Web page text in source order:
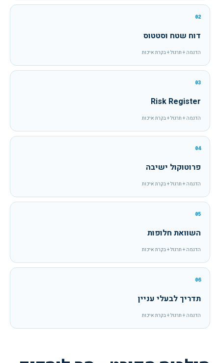
02
דוח שטח וסטטוס
הדגמה + תרגול + בקרת איכות
03
Risk Register
הדגמה + תרגול + בקרת איכות
04
פרוטוקול ישיבה
הדגמה + תרגול + בקרת איכות
05
השוואת חלופות
הדגמה + תרגול + בקרת איכות
06
תדריך לבעלי עניין
הדגמה + תרגול + בקרת איכות